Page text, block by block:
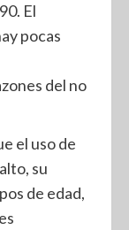
El
pocas
del no
el uso de
su
de edad,